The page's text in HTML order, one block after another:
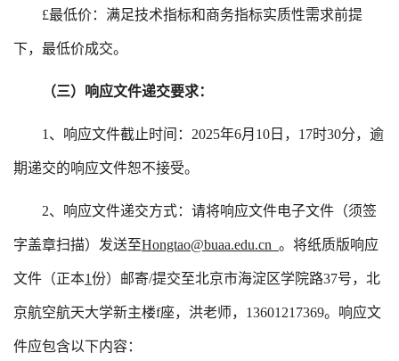
£最低价：满足技术指标和商务指标实质性需求前提
下，最低价成交。
（三）响应文件递交要求：
1、响应文件截止时间： 2025年6月10日，17时30分，逾
期递交的响应文件恕不接受。
2、响应文件递交方式：请将响应文件电子文件（须签
字盖章扫描）发送至Hongtao@buaa.edu.cn 。将纸质版响应
文件（正本1份）邮寄/提交至北京市海淀区学院路37号，北
京航空航天大学新主楼f座， 洪老师， 13601217369。 响应文
件应包含以下内容：